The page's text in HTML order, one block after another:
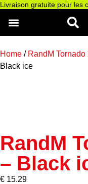
Livraison gratuite pour les
Home / RandM Tornado
Black ice
RandM
– Black
€ 15.29